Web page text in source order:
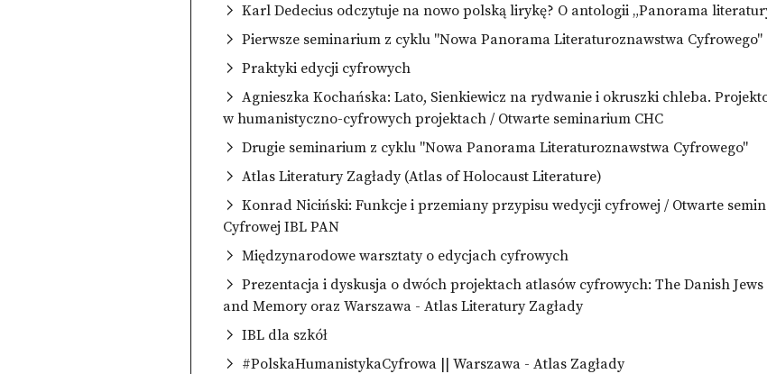
Karl Dedecius odczytuje na nowo polską lirykę? O antologii „Panorama
Pierwsze seminarium z cyklu "Nowa Panorama Literaturoznawstwa Cyfrowego"
Praktyki edycji cyfrowych
Agnieszka Kochańska: Lato, Sienkiewicz na rydwanie i okruszki chleba.
w humanistyczno-cyfrowych projektach / Otwarte seminarium CHC
Drugie seminarium z cyklu "Nowa Panorama Literaturoznawstwa Cyfrowego"
Atlas Literatury Zagłady (Atlas of Holocaust Literature)
Konrad Niciński: Funkcje i przemiany przypisu wedycji cyfrowej / Otwarte
Cyfrowej IBL PAN
Międzynarodowe warsztaty o edycjach cyfrowych
Prezentacja i dyskusja o dwóch projektach atlasów cyfrowych: The Danish
and Memory oraz Warszawa - Atlas Literatury Zagłady
IBL dla szkół
#PolskaHumanistykaCyfrowa || Warszawa - Atlas Zagłady